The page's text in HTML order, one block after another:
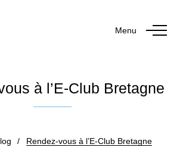
Menu
à l’E-Club Bretagne
/ Rendez-vous à l’E-Club Bretagne